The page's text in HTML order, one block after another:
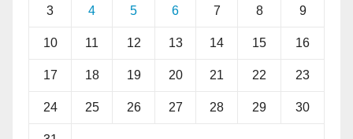
3 4 5 6 7 8 9
10 11 12 13 14 15 16
17 18 19 20 21 22 23
24 25 26 27 28 29 30